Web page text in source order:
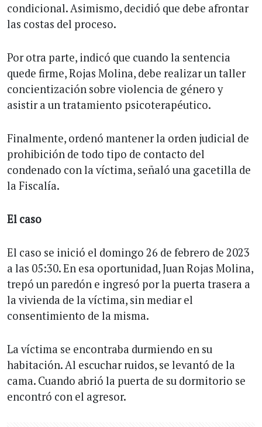
condicional. Asimismo, decidió que debe afrontar
las costas del proceso.
Por otra parte, indicó que cuando la sentencia
quede firme, Rojas Molina, debe realizar un taller
concientización sobre violencia de género y
asistir a un tratamiento psicoterapéutico.
Finalmente, ordenó mantener la orden judicial de
prohibición de todo tipo de contacto del
condenado con la víctima, señaló una gacetilla de
la Fiscalía.
El caso
El caso se inició el domingo 26 de febrero de 2023
a las 05:30. En esa oportunidad, Juan Rojas Molina,
trepó un paredón e ingresó por la puerta trasera a
la vivienda de la víctima, sin mediar el
consentimiento de la misma.
La víctima se encontraba durmiendo en su
habitación. Al escuchar ruidos, se levantó de la
cama. Cuando abrió la puerta de su dormitorio se
encontró con el agresor.